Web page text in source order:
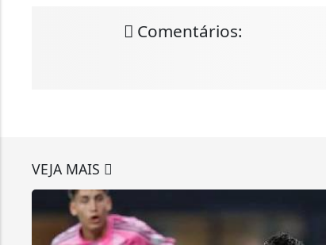
Comentários:
VEJA MAIS